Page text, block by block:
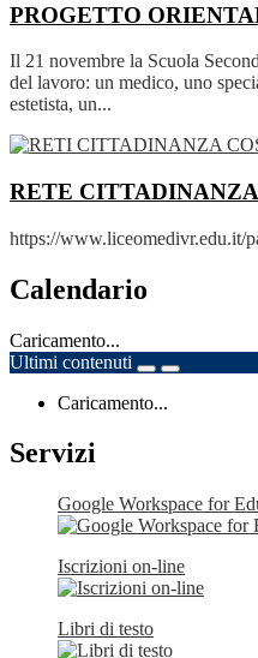
PROGETTO
Il 21 novembre la Scuola
del lavoro: un medico, uno
estetista, un...
RETE
https://www.liceomedivr.edu.it/
Calendario
Caricamento...
Ultimi contenuti
Caricamento...
Servizi
Google Workspace for
Iscrizioni on-line
Libri di testo